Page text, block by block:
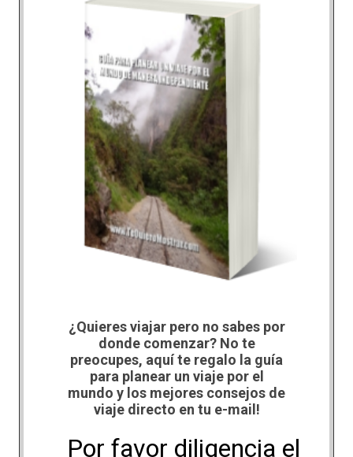
¿Quieres viajar pero no sabes por
donde comenzar? No te
preocupes, aquí te regalo la guía
para planear un viaje por el
mundo y los mejores consejos de
viaje directo en tu e-mail!